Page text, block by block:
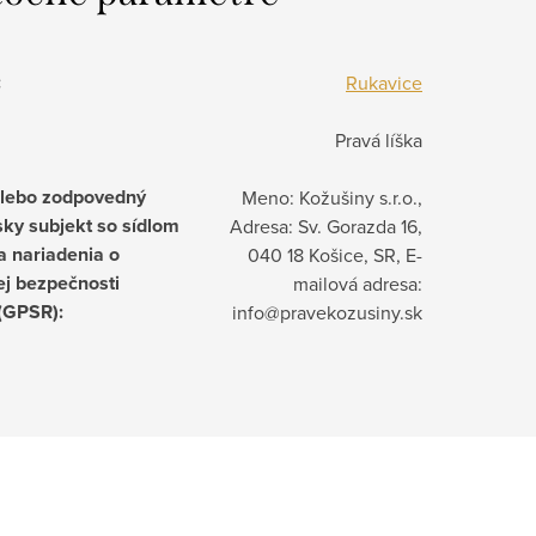
Rukavice
Pravá líška
zodpovedný
subjekt so sídlom
nariadenia o
bezpečnosti
:
Meno: Kožušiny s.r.o.,
Adresa: Sv. Gorazda 16,
040 18 Košice, SR, E-
mailová adresa:
info@pravekozusiny.sk